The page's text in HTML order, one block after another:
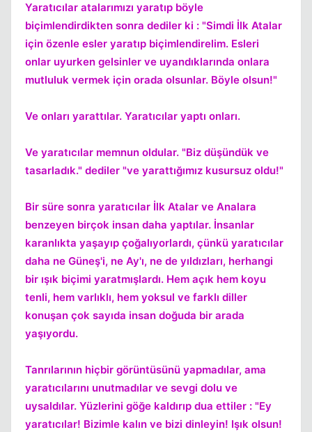
Yaratıcılar atalarımızı yaratıp böyle
biçimlendirdikten sonra dediler ki : "Simdi İlk Atalar
için özenle esler yaratıp biçimlendirelim. Esleri
onlar uyurken gelsinler ve uyandıklarında onlara
mutluluk vermek için orada olsunlar. Böyle olsun!"
Ve onları yarattılar. Yaratıcılar yaptı onları.
Ve yaratıcılar memnun oldular. "Biz düşündük ve
tasarladık." dediler "ve yarattığımız kusursuz oldu!"
Bir süre sonra yaratıcılar İlk Atalar ve Analara
benzeyen birçok insan daha yaptılar. İnsanlar
karanlıkta yaşayıp çoğalıyorlardı, çünkü yaratıcılar
daha ne Güneş'i, ne Ay'ı, ne de yıldızları, herhangi
bir ışık biçimi yaratmışlardı. Hem açık hem koyu
tenli, hem varlıklı, hem yoksul ve farklı diller
konuşan çok sayıda insan doğuda bir arada
yaşıyordu.
Tanrılarının hiçbir görüntüsünü yapmadılar, ama
yaratıcılarını unutmadılar ve sevgi dolu ve
uysaldılar. Yüzlerini göğe kaldırıp dua ettiler : "Ey
yaratıcılar! Bizimle kalın ve bizi dinleyin! Işık olsun!